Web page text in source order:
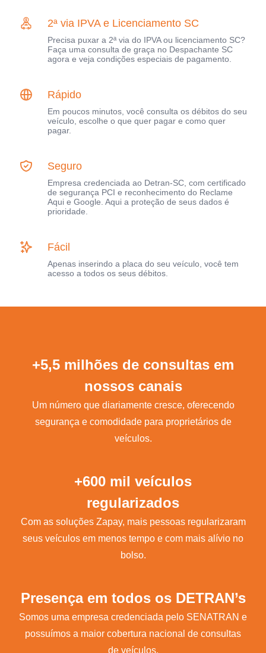
2ª via IPVA e Licenciamento SC
Precisa puxar a 2ª via do IPVA ou licenciamento SC?
Faça uma consulta de graça no Despachante SC
agora e veja condições especiais de pagamento.
Rápido
Em poucos minutos, você consulta os débitos do seu
veículo, escolhe o que quer pagar e como quer
pagar.
Seguro
Empresa credenciada ao Detran-SC, com certificado
de segurança PCI e reconhecimento do Reclame
Aqui e Google. Aqui a proteção de seus dados é
prioridade.
Fácil
Apenas inserindo a placa do seu veículo, você tem
acesso a todos os seus débitos.
+5,5 milhões de consultas em
nossos canais
Um número que diariamente cresce, oferecendo
segurança e comodidade para proprietários de
veículos.
+600 mil veículos
regularizados
Com as soluções Zapay, mais pessoas regularizaram
seus veículos em menos tempo e com mais alívio no
bolso.
Presença em todos os DETRAN’s
Somos uma empresa credenciada pelo SENATRAN e
possuímos a maior cobertura nacional de consultas
de veículos.